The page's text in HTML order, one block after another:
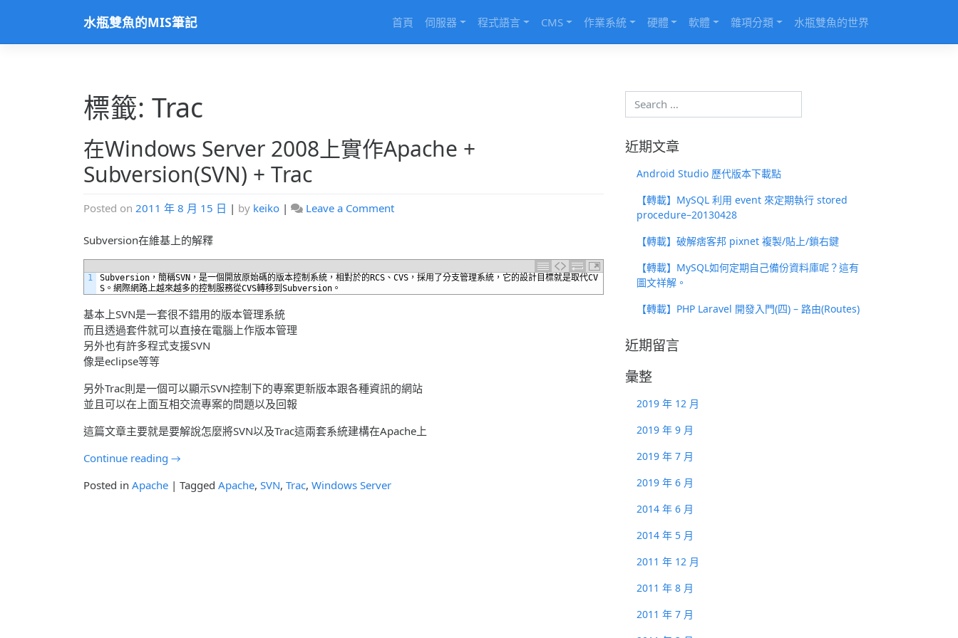
水瓶雙魚的MIS筆記 首頁 伺服器 程式語言 CMS 作業系統 硬體 軟體 雜項分類 水瓶雙魚的世界
標籤: Trac
在Windows Server 2008上實作Apache +
Subversion(SVN) + Trac
Posted on 2011 年 8 月 15 日 | by keiko | Leave a Commenton
2008
+
Trac
Subversion在維基上的解釋
1 Subversion ，簡稱SVN ，是一個開放原始碼的版本控制系統，相對於的RCS 、 CVS ，採用了分支管理系統，它的設計目標就是取代CV
S 。網際網路上越來越多的控制服務從CVS轉移到 Subversion 。
基本上SVN是一套很不錯用的版本管理系統
而且透過套件就可以直接在電腦上作版本管理
另外也有許多程式支援SVN
像是eclipse等等
另外Trac則是一個可以顯示SVN控制下的專案更新版本跟各種資訊的網站
並且可以在上面互相交流專案的問題以及回報
這篇文章主要就是要解說怎麼將SVN以及Trac這兩套系統建構在Apache上
Continue reading →
Posted in Apache | Tagged Apache, SVN, Trac, Windows Server
近期文章
Android Studio 歷代版本下載點
【轉載】MySQL 利用 event 來定期執行 stored
procedure–20130428
【轉載】破解痞客邦 pixnet 複製/貼上/鎖右鍵
【轉載】MySQL如何定期自己備份資料庫呢？這有
圖文祥解。
【轉載】PHP Laravel 開發入門(四) – 路由(Routes)
近期留言
彙整
2019 年 12 月
2019 年 9 月
2019 年 7 月
2019 年 6 月
2014 年 6 月
2014 年 5 月
2011 年 12 月
2011 年 8 月
2011 年 7 月